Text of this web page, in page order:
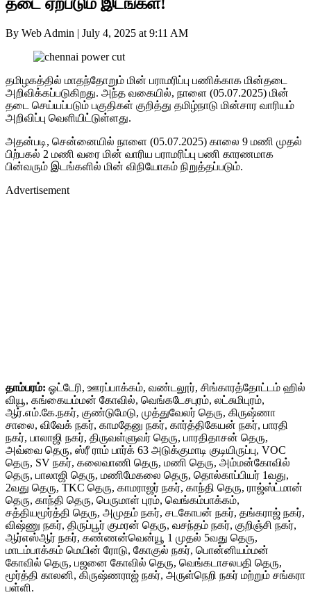
By Web Admin | July 4, 2025 at 9:11 AM
தமிழகத்தில் மாதந்தோறும் மின் பராமரிப்பு பணிக்காக மின்தடை
அறிவிக்கப்படுகிறது. அந்த வகையில், நாளை (05.07.2025) மின்
தடை செய்யப்படும் பகுதிகள் குறித்து தமிழ்நாடு மின்சார வாரியம்
அறிவிப்பு வெளியிட்டுள்ளது.
அதன்படி, சென்னையில் நாளை (05.07.2025) காலை 9 மணி முதல்
பிற்பகல் 2 மணி வரை மின் வாரிய பராமரிப்பு பணி காரணமாக
பின்வரும் இடங்களில் மின் விநியோகம் நிறுத்தப்படும்.
Advertisement
தாம்பரம்: ஓட்டேரி, ஊரப்பாக்கம், வண்டலூர், சிங்காரத்தோட்டம் ஹில்
வியூ, கங்கையம்மன் கோவில், வெங்கடேசபுரம், லட்சுமிபுரம்,
ஆர்.எம்.கே.நகர், குண்டுமேடு, முத்துவேலர் தெரு, கிருஷ்ணா
சாலை, விவேக் நகர், காமதேனு நகர், கார்த்திகேயன் நகர், பாரதி
நகர், பாலாஜி நகர், திருவள்ளுவர் தெரு, பாரதிதாசன் தெரு,
அவ்வை தெரு, ஸ்ரீ ராம் பார்க் 63 அடுக்குமாடி குடியிருப்பு, VOC
தெரு, SV நகர், கலைவாணி தெரு, மணி தெரு, அம்மன்கோவில்
தெரு, பாலாஜி தெரு, மணிமேகலை தெரு, தொல்காப்பியர் 1வது,
2வது தெரு, TKC தெரு, காமராஜர் நகர், காந்தி தெரு, ராஜ்ஸ்ட்மான்
தெரு, காந்தி தெரு, பெருமாள் புரம், வெங்கம்பாக்கம்,
சத்தியமூர்த்தி தெரு, அமுதம் நகர், சடகோபன் நகர், தங்கராஜ் நகர்,
விஷ்ணு நகர், திருப்பூர் குமரன் தெரு, வசந்தம் நகர், குறிஞ்சி நகர்,
ஆர்எஸ்ஆர் நகர், கண்ணன்வென்யூ 1 முதல் 5வது தெரு,
மாடம்பாக்கம் மெயின் ரோடு, கோகுல் நகர், பொன்னியம்மன்
கோவில் தெரு, பஜனை கோவில் தெரு, வெங்கடாசலபதி தெரு,
மூர்த்தி காலனி, கிருஷ்ணராஜ் நகர், அருள்நெறி நகர் மற்றும் சங்கரா
பள்ளி.